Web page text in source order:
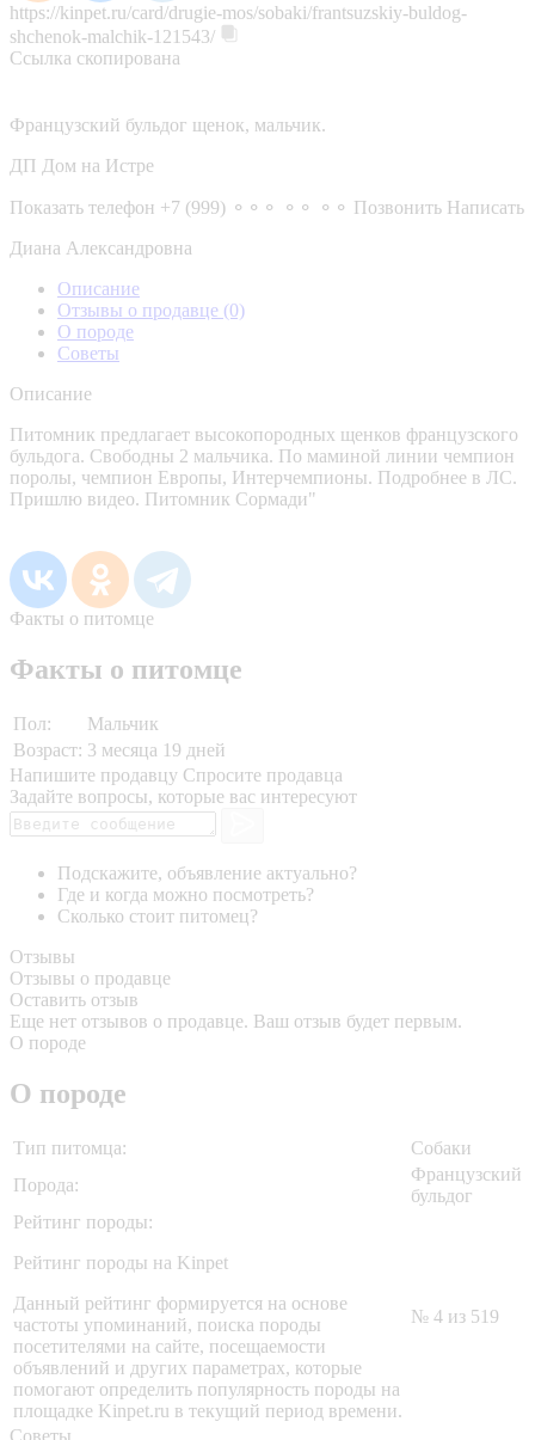
https://kinpet.ru/card/drugie-mos/sobaki/frantsuzskiy-buldog-
shchenok-malchik-121543/
Ссылка скопирована
Французский бульдог щенок, мальчик.
ДП Дом на Истре
Показать телефон +7 (999) ⚬⚬⚬ ⚬⚬ ⚬⚬ Позвонить Написать
Диана Александровна
Описание
Отзывы о продавце (0)
О породе
Советы
Описание
Питомник предлагает высокопородных щенков французского
бульдога. Свободны 2 мальчика. По маминой линии чемпион
поролы, чемпион Европы, Интерчемпионы. Подробнее в ЛС.
Пришлю видео. Питомник Сормади"
Факты о питомце
Факты о питомце
Пол:
Мальчик
Возраст: 3 месяца 19 дней
Напишите продавцу Спросите продавца
Задайте вопросы, которые вас интересуют
Подскажите, объявление актуально?
Где и когда можно посмотреть?
Сколько стоит питомец?
Отзывы
Отзывы о продавце
Оставить отзыв
Еще нет отзывов о продавце. Ваш отзыв будет первым.
О породе
О породе
Тип питомца:
Собаки
Порода:
Французский
бульдог
Рейтинг породы:
Рейтинг породы на Kinpet
Данный рейтинг формируется на основе
частоты упоминаний, поиска породы
посетителями на сайте, посещаемости
объявлений и других параметрах, которые
помогают определить популярность породы на
площадке Kinpet.ru в текущий период времени.
№ 4 из 519